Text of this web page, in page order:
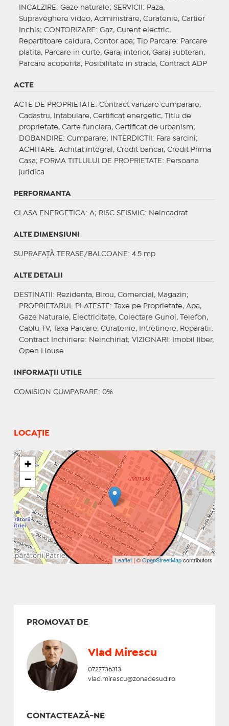
INCALZIRE : Gaze naturale; SERVICII : Paza,
Supraveghere video, Administrare, Curatenie, Cartier
Inchis; CONTORIZARE : Gaz, Curent electric,
Repartitoare caldura, Contor apa;
Tip Parcare: Parcare
platita, Parcare in curte, Garaj interior, Garaj subteran,
Parcare acoperita, Posibilitate in strada, Contract ADP
ACTE
ACTE DE PROPRIETATE : Contract vanzare cumparare,
Cadastru, Intabulare, Certificat energetic, Titlu de
proprietate, Carte funciara, Certificat de urbanism;
DOBANDIRE : Cumparare; INTERDICTII : Fara sarcini;
ACHITARE : Achitat integral, Credit bancar, Credit Prima
Casa; FORMA TITLULUI DE PROPRIETATE : Persoana
juridica
PERFORMANTA
CLASA ENERGETICA: A; RISC SEISMIC: Neincadrat
ALTE DIMENSIUNI
SUPRAFAȚĂ TERASE/BALCOANE: 4.5 mp
ALTE DETALII
DESTINATII : Rezidenta, Birou, Comercial, Magazin;
PROPRIETARUL PLATESTE : Taxe pe Proprietate, Apa,
Gaze Naturale, Electricitate, Colectare Gunoi, Telefon,
Cablu TV, Taxa Parcare, Curatenie, Intretinere, Reparatii;
Contract Inchiriere: Neinchiriat; VIZIONARI : Imobil liber,
Open House
INFORMAŢII UTILE
COMISION CUMPARARE: 0%
LOCAȚIE
+
−
Leaflet| ©OpenStreetMapcontributors
PROMOVAT DE
Vlad Mirescu
0727736313
vlad.mirescu@zonadesud.ro
CONTACTEAZĂ-NE